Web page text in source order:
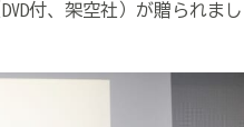
DVD付、架空社）が贈られまし